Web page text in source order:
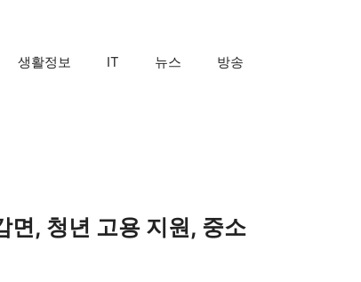
생활정보 IT 뉴스 방송
면, 청년 고용 지원, 중소